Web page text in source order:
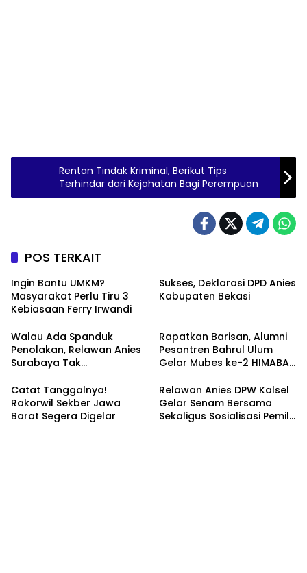
Rentan Tindak Kriminal, Berikut Tips
Terhindar dari Kejahatan Bagi Perempuan
POS TERKAIT
Ingin Bantu UMKM?
Masyarakat Perlu Tiru 3
Kebiasaan Ferry Irwandi
Sukses, Deklarasi DPD Anies
Kabupaten Bekasi
Walau Ada Spanduk
Penolakan, Relawan Anies
Surabaya Tak
Rapatkan Barisan, Alumni
Pesantren Bahrul Ulum
Gelar Mubes ke-2 HIMABAS
Semarang
Catat Tanggalnya!
Rakorwil Sekber Jawa
Barat Segera Digelar
Relawan Anies DPW Kalsel
Gelar Senam Bersama
Sekaligus Sosialisasi Pemilu